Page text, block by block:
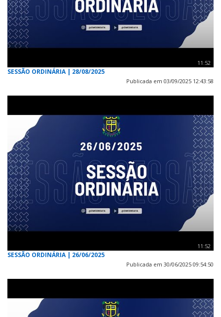
11:52
SESSÃO ORDINÁRIA | 28/08/2025
Publicada em 03/09/2025 12:43:58
11:52
SESSÃO ORDINÁRIA | 26/06/2025
Publicada em 30/06/2025 09:54:50